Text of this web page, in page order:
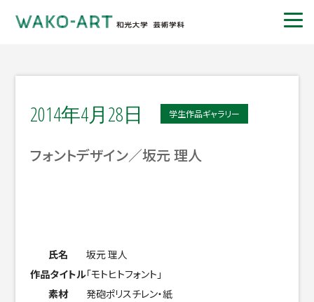
2014年4月28日 学生作品ギャラリー
フォントデザイン／坂元 理人
氏名
坂元 理人
作品タイトル「モトヒトフォント」
素材
発砲ポリスチレン・紙